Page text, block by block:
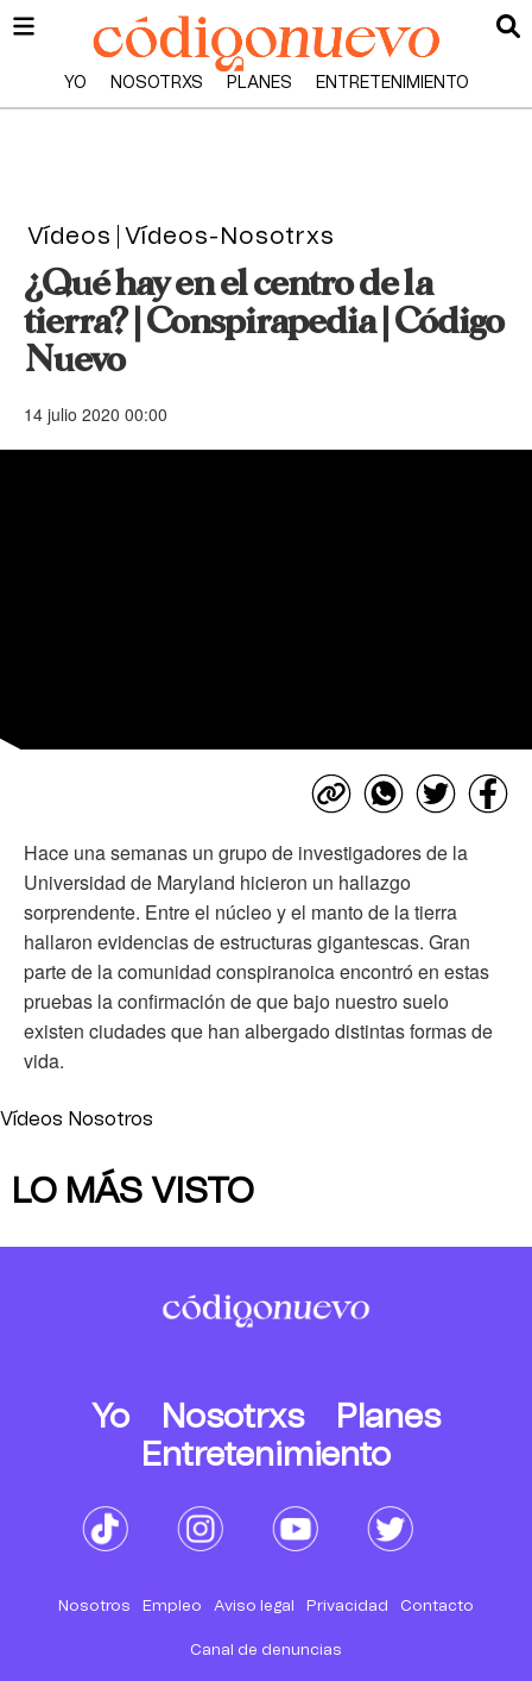
YO NOSOTRXS PLANES ENTRETENIMIENTO
Vídeos Vídeos-Nosotrxs
¿Qué hay en el centro de la
tierra? | Conspirapedia | Código
Nuevo
14 julio 2020 00:00
Hace una semanas un grupo de investigadores de la
Universidad de Maryland hicieron un hallazgo
sorprendente. Entre el núcleo y el manto de la tierra
hallaron evidencias de estructuras gigantescas. Gran
parte de la comunidad conspiranoica encontró en estas
pruebas la confirmación de que bajo nuestro suelo
existen ciudades que han albergado distintas formas de
vida.
Vídeos Nosotros
LO MÁS VISTO
Yo Nosotrxs
Planes
Entretenimiento
Nosotros Empleo Aviso legal Privacidad Contacto
Canal de denuncias